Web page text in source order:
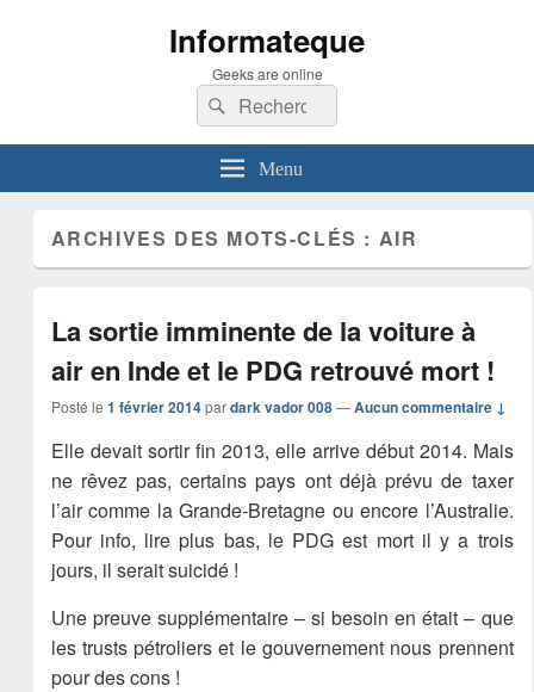
Informateque
Geeks are online
Recherche :
Rechercher
Menu
ARCHIVES DES MOTS-CLÉS : AIR
La sortie imminente de la voiture à
air en Inde et le PDG retrouvé mort !
Posté le 1 février 2014 pardark vador 008 —Aucun commentaire ↓
Elle devait sortir fin 2013, elle arrive début 2014. Mais
ne rêvez pas, certains pays ont déjà prévu de taxer
l’air comme la Grande-Bretagne ou encore l’Australie.
Pour info, lire plus bas, le PDG est mort il y a trois
jours, il serait suicidé !
Une preuve supplémentaire – si besoin en était – que
les trusts pétroliers et le gouvernement nous prennent
pour des cons !